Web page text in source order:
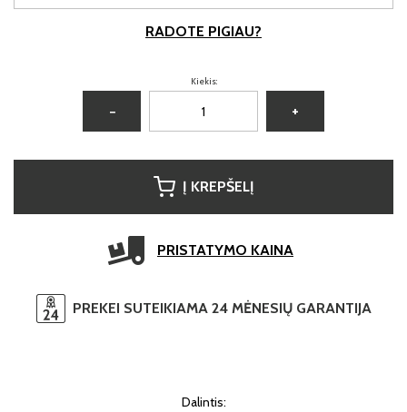
RADOTE PIGIAU?
Kiekis:
− +
Į KREPŠELĮ
PRISTATYMO KAINA
PREKEI SUTEIKIAMA 24 MĖNESIŲ GARANTIJA
Dalintis: